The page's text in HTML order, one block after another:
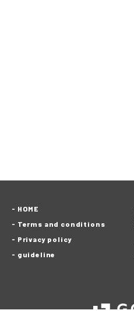
HOME
Terms and conditions
Privacy policy
guideline